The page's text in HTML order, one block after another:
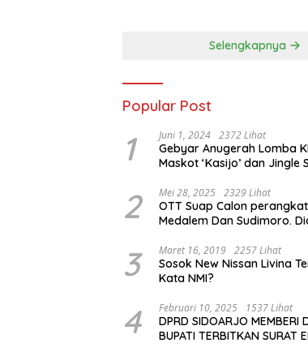
Selengkapnya
Popular Post
1 Juni 1, 2024 2372 Lihat
Gebyar Anugerah Lomba
Maskot ‘Kasijo’ dan Jingle
2 Mei 28, 2025 2329 Lihat
OTT Suap Calon perangkat Desa
Medalem Dan Sudimoro.
3 Maret 16, 2019 2257 Lihat
Sosok New Nissan Livina
Kata NMI?
4 Februari 10, 2025 1537 Lihat
DPRD SIDOARJO MEMBERI
BUPATI TERBITKAN SURAT